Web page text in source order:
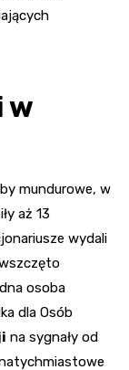
w
mundurowe, w
aż 13
wydali
osoba
dla Osób
na sygnały od